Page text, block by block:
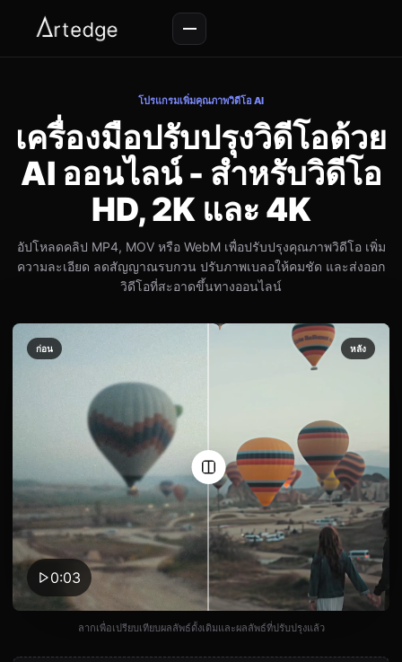
โปรแกรมเพิ่มคุณภาพวิดีโอ AI
เครื่องมือปรับปรุงวิดีโอด้วย
AI ออนไลน์ - สำหรับวิดีโอ
HD, 2K และ 4K
อัปโหลดคลิป MP4, MOV หรือ WebM เพื่อปรับปรุงคุณภาพวิดีโอ เพิ่ม
ความละเอียด ลดสัญญาณรบกวน ปรับภาพเบลอให้คมชัด และส่งออก
วิดีโอที่สะอาดขึ้นทางออนไลน์
ก่อน หลัง
0:03
ลากเพื่อเปรียบเทียบผลลัพธ์ดั้งเดิมและผลลัพธ์ที่ปรับปรุงแล้ว